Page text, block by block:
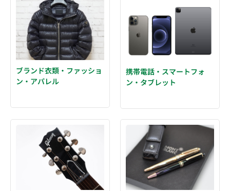
ブランド衣類・ファッショ
ン・アパレル
携帯電話・スマートフォ
ン・タブレット